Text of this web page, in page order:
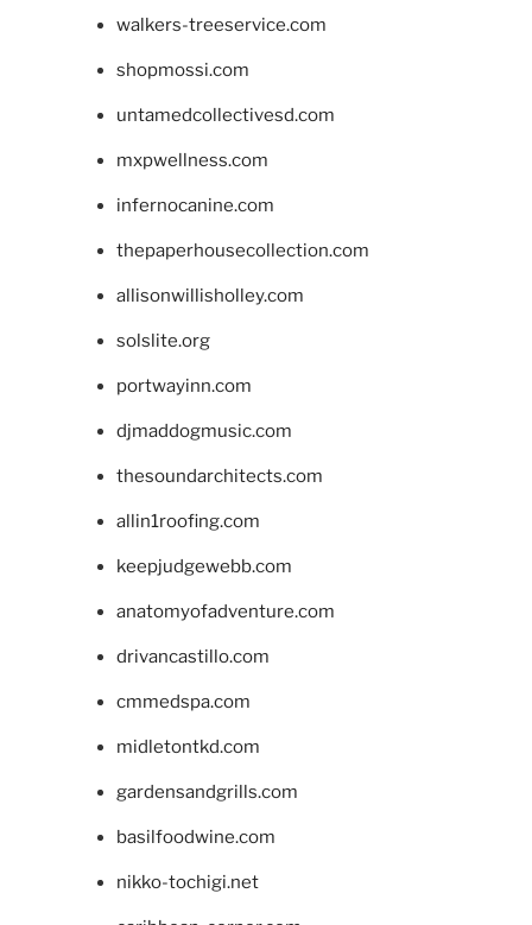
walkers-treeservice.com
shopmossi.com
untamedcollectivesd.com
mxpwellness.com
infernocanine.com
thepaperhousecollection.com
allisonwillisholley.com
solslite.org
portwayinn.com
djmaddogmusic.com
thesoundarchitects.com
allin1roofing.com
keepjudgewebb.com
anatomyofadventure.com
drivancastillo.com
cmmedspa.com
midletontkd.com
gardensandgrills.com
basilfoodwine.com
nikko-tochigi.net